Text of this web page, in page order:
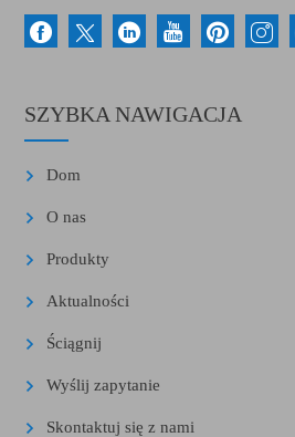
SZYBKA NAWIGACJA
Dom
O nas
Produkty
Aktualności
Ściągnij
Wyślij zapytanie
Skontaktuj się z nami